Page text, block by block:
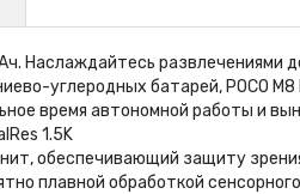
Наслаждайтесь развлечениями
углеродных батарей, POCO
время автономной работы и
1.5K
обеспечивающий защиту
плавной обработкой